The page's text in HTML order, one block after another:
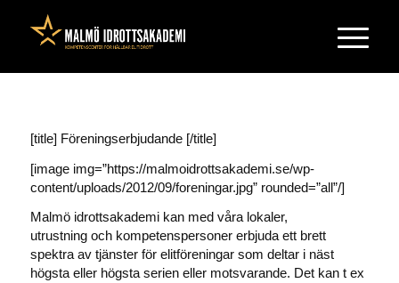
[title] Föreningserbjudande [/title]
[image img=”https://malmoidrottsakademi.se/wp-
content/uploads/2012/09/foreningar.jpg” rounded=”all”/]
Malmö idrottsakademi kan med våra lokaler,
utrustning och kompetenspersoner erbjuda ett brett
spektra av tjänster för elitföreningar som deltar i näst
högsta eller högsta serien eller motsvarande. Det kan t ex